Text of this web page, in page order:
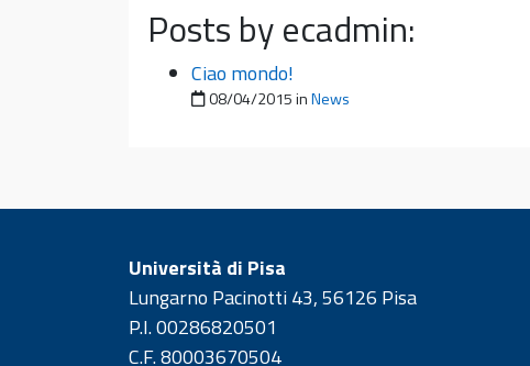
Posts by ecadmin:
Ciao mondo!
Pubblicato il
08/04/2015inNews
Università di Pisa
Lungarno Pacinotti 43, 56126 Pisa
P.I. 00286820501
C.F. 80003670504